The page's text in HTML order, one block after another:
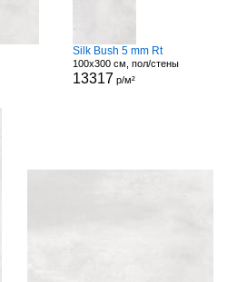
Silk Bush 5 mm Rt
100x300 см, пол/стены
13317 р/м²